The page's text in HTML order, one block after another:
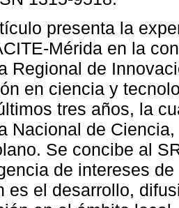
presenta la
Mérida en la
Regional de
en ciencia y
tres años, la
Nacional de
Se concibe al
de intereses
es el desarrollo,